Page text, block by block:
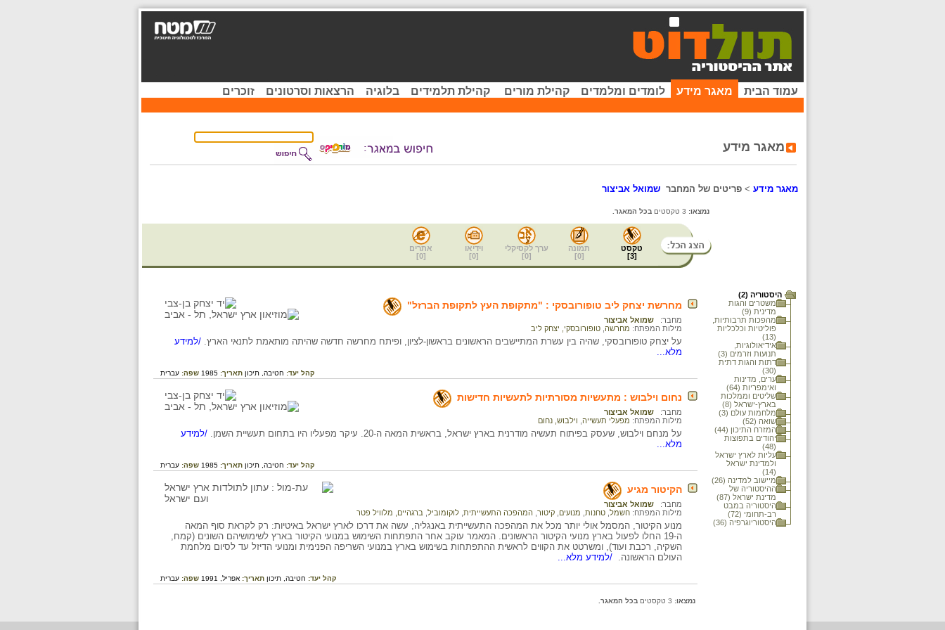
עמוד הבית מאגר מידע לומדים ומלמדים קהילת מורים קהילת תלמידים בלוגיה הרצאות וסרטונים זוכרים
מאגר מידע
מאגר מידע > פריטים של המחבר שמואל אביצור
נמצאו: בכל המאגר.
טקסט
[
3
]
תמונה
[
0
]
ערך לקסיקלי
[
0
]
וידיאו
[
0
]
אתרים
[
0
]
היסטוריה (2)
משטרים והגות
מדינית (9)
מהפכות תרבותיות,
פוליטיות וכלכליות
(13)
אידיאולוגיות,
תנועות וזרמים (3)
דתות והגות דתית
(30)
ערים, מדינות
ואימפריות (64)
שליטים וממלכות
בארץ-ישראל (8)
מלחמות עולם (3)
שואה (52)
המזרח התיכון (44)
יהודים בתפוצות
(48)
עליות לארץ ישראל
ולמדינת ישראל
(14)
מיישוב למדינה (26)
ההיסטוריה של
מדינת ישראל (87)
היסטוריה במבט
רב-תחומי (72)
היסטוריוגרפיה (36)
מחרשת יצחק ליב טופורובסקי : "מתקופת העץ לתקופת הברזל"
מחבר:
שמואל אביצור
מילות המפתח: מחרשה טופורובסקי, יצחק ליב
על יצחק טופורובסקי, שהיה בין עשרת המתיישבים הראשונים בראשון-לציון, ופיתח מחרשה חדשה שהיתה מותאמת לתנאי הארץ. /למידע
מלא...
קהל יעד: חטיבה, תיכון תאריך: 1985 שפה: עברית
נחום וילבוש : מתעשיות מסורתיות לתעשיות חדישות
מחבר:
שמואל אביצור
מילות המפתח: מפעלי תעשייה וילבוש, נחום
על מנחם וילבוש, שעסק בפיתוח תעשיה מודרנית בארץ ישראל, בראשית המאה ה-20. עיקר מפעליו היו בתחום תעשיית השמן.
/למידע
מלא...
קהל יעד: חטיבה, תיכון תאריך: 1985 שפה: עברית
הקיטור מגיע
מחבר:
שמואל אביצור
מילות המפתח: חשמל טחנות מנועים קיטור המהפכה התעשייתית לוקומוביל ברגהיים, מלוויל פטר
מנוע הקיטור, המסמל אולי יותר מכל את המהפכה התעשייתית באנגליה, עשה את דרכו לארץ ישראל באיטיות: רק לקראת סוף המאה
ה-19 החלו לפעול בארץ מנועי הקיטור הראשונים. המאמר עוקב אחר התפתחות השימוש במנועי הקיטור בארץ לשימושיהם השונים (קמח,
השקיה, רכבת ועוד), ומשרטט את הקווים לראשית ההתפתחות בשימוש בארץ במנועי השריפה הפנימית ומנועי הדיזל עד לסיום מלחמת
העולם הראשונה. /למידע מלא...
קהל יעד: חטיבה, תיכון תאריך: אפריל, 1991 שפה: עברית
נמצאו: בכל המאגר.